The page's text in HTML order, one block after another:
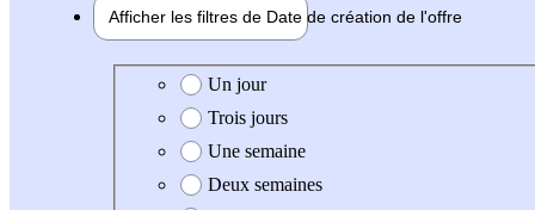
Afficher les filtres de Date de création de l'offre
Date de création de l'offre
Un jour
Trois jours
Une semaine
Deux semaines